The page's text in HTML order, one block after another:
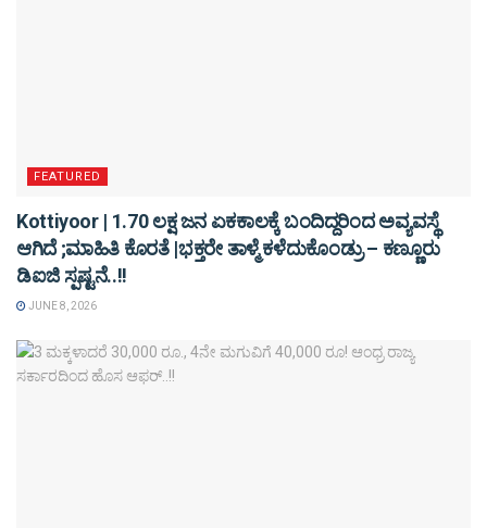
FEATURED
Kottiyoor | 1.70 ಲಕ್ಷ ಜನ ಏಕಕಾಲಕ್ಕೆ ಬಂದಿದ್ದರಿಂದ ಅವ್ಯವಸ್ಥೆ
ಆಗಿದೆ ;ಮಾಹಿತಿ ಕೊರತೆ |ಭಕ್ತರೇ ತಾಳ್ಮೆ ಕಳೆದುಕೊಂಡ್ರು – ಕಣ್ಣೂರು
ಡಿಐಜಿ ಸ್ಪಷ್ಟನೆ..!!
JUNE 8, 2026